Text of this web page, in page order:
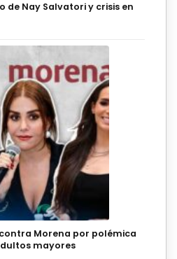
de Nay Salvatori y crisis en
contra Morena por polémica
mayores